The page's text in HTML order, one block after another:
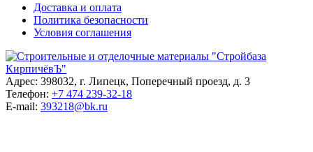
Доставка и оплата
Политика безопасности
Условия соглашения
Адрес: 398032, г. Липецк, Поперечный проезд, д. 3
Телефон: +7 474 239-32-18
E-mail: 393218@bk.ru